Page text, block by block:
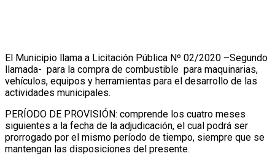
El Municipio llama a Licitación Pública Nº 02/2020 –Segundo
llamada- para la compra de combustible para maquinarias,
vehículos, equipos y herramientas para el desarrollo de las
actividades municipales.
PERÍODO DE PROVISIÓN: comprende los cuatro meses
siguientes a la fecha de la adjudicación, el cual podrá ser
prorrogado por el mismo período de tiempo, siempre que se
mantengan las disposiciones del presente.